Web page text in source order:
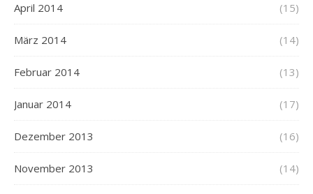
April 2014 (15)
März 2014 (14)
Februar 2014 (13)
Januar 2014 (17)
Dezember 2013 (16)
November 2013 (14)